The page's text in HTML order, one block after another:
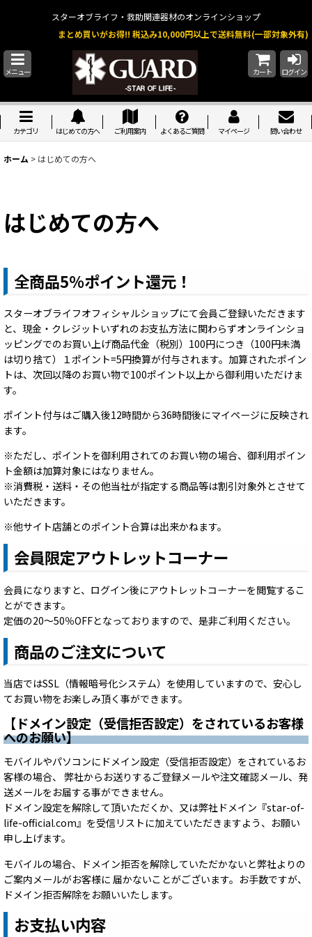
スターオブライフ・救助関連器材のオンラインショップ
まとめ買いがお得!! 税込み10,000円以上で送料無料(一部対象外有)
メニュー カート ログイン
カテゴリ はじめての方へ ご利用案内 よくあるご質問 マイページ 問い合わせ
ホーム > はじめての方へ
はじめての方へ
全商品5％ポイント還元！
スターオブライフオフィシャルショップにて会員ご登録いただきます
と、現金・クレジットいずれのお支払方法に関わらずオンラインショ
ッピングでのお買い上げ商品代金（税別）100円につき（100円未満
は切り捨て）１ポイント=5円換算が付与されます。加算されたポイン
トは、次回以降のお買い物で100ポイント以上から御利用いただけま
す。
ポイント付与はご購入後12時間から36時間後にマイページに反映され
ます。
※ただし、ポイントを御利用されてのお買い物の場合、御利用ポイン
ト金額は加算対象にはなりません。
※消費税・送料・その他当社が指定する商品等は割引対象外とさせて
いただきます。
※他サイト店舗とのポイント合算は出来かねます。
会員限定アウトレットコーナー
会員になりますと、ログイン後にアウトレットコーナーを閲覧するこ
とができます。
定価の20～50％OFFとなっておりますので、是非ご利用ください。
商品のご注文について
当店ではSSL（情報暗号化システム）を使用していますので、安心し
てお買い物をお楽しみ頂く事ができます。
【ドメイン設定（受信拒否設定）をされているお客様
へのお願い】
モバイルやパソコンにドメイン設定（受信拒否設定）をされているお
客様の場合、 弊社からお送りするご登録メールや注文確認メール、発
送メールをお届する事ができません。
ドメイン設定を解除して頂いただくか、又は弊社ドメイン『star-of-
life-official.com』を受信リストに加えていただきますよう、お願い
申し上げます。
モバイルの場合、ドメイン拒否を解除していただかないと弊社よりの
ご案内メールがお客様に 届かないことがございます。お手数ですが、
ドメイン拒否解除をお願いいたします。
お支払い内容